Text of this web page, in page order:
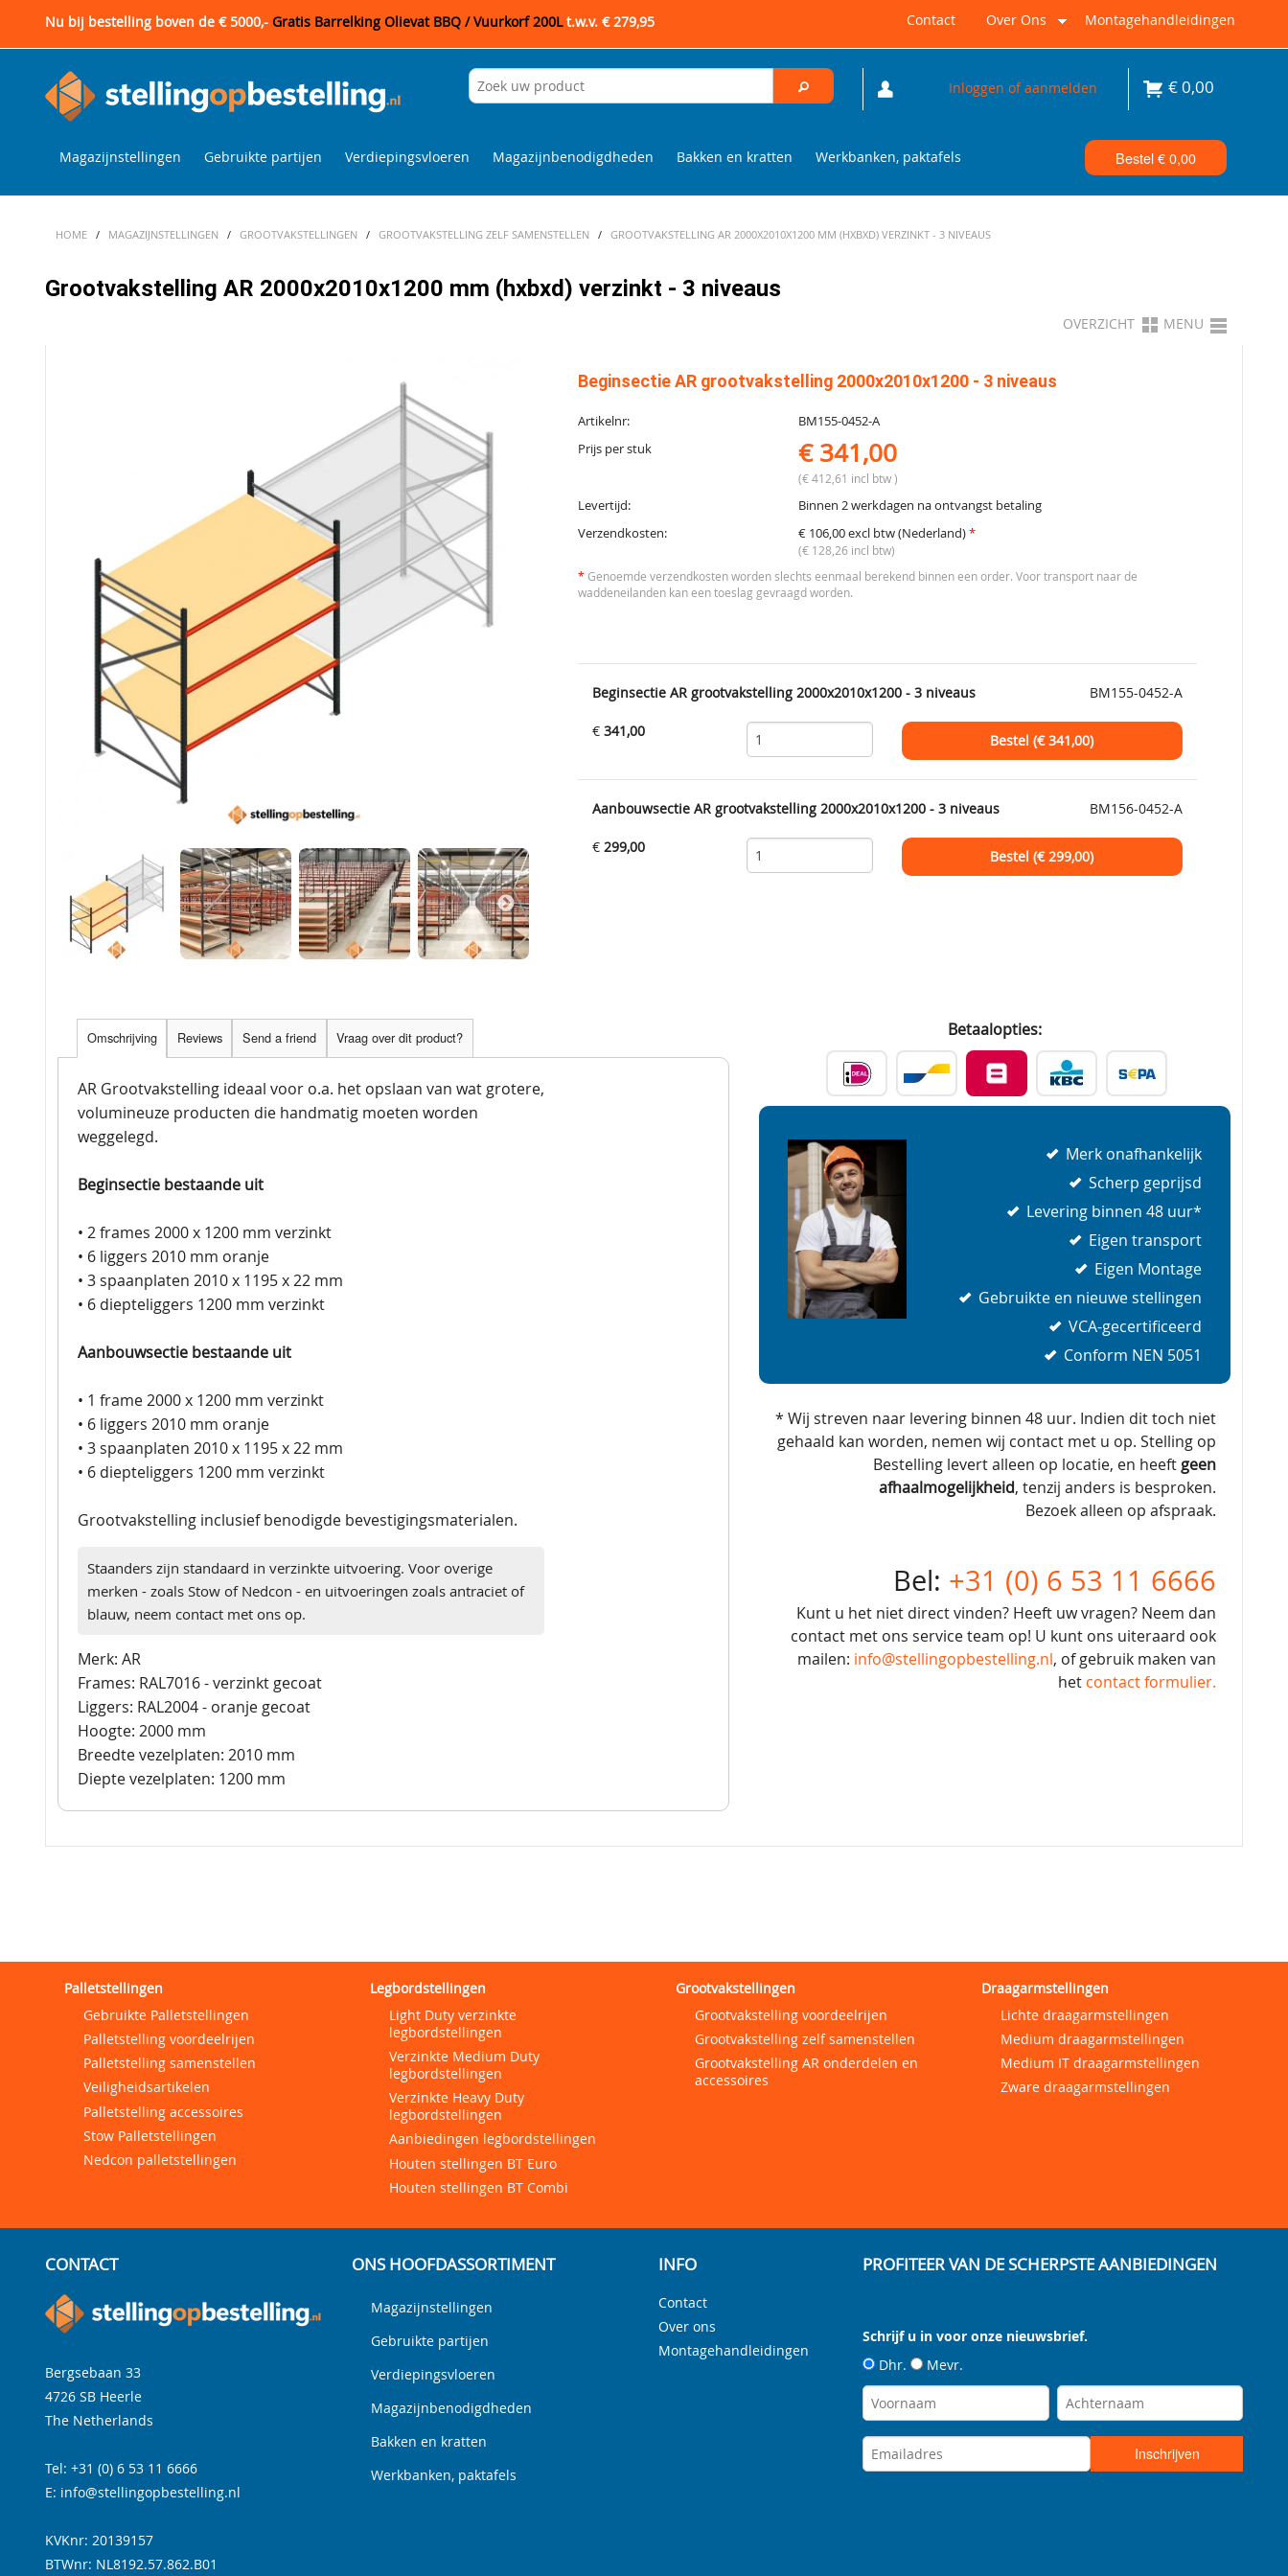
Nu bij bestelling boven de € 5000,- Gratis Barrelking Olievat BBQ / Vuurkorf 200Lt.w.v. € 279,95 Contact Over Ons Montagehandleidingen
Inloggen of aanmelden €0,00
Magazijnstellingen Gebruikte partijen Verdiepingsvloeren Magazijnbenodigdheden Bakken en kratten Werkbanken, paktafels Bestel €0,00
HOME / MAGAZIJNSTELLINGEN / GROOTVAKSTELLINGEN / GROOTVAKSTELLING ZELF SAMENSTELLEN / GROOTVAKSTELLING AR 2000X2010X1200 MM (HXBXD) VERZINKT - 3 NIVEAUS
Grootvakstelling AR 2000x2010x1200 mm (hxbxd) verzinkt - 3 niveaus
OVERZICHT MENU
Beginsectie AR grootvakstelling 2000x2010x1200 - 3 niveaus
Artikelnr:
BM155-0452-A
Prijs per stuk
€ 341,00
(€ 412,61 incl btw )
Levertijd:
Binnen 2 werkdagen na ontvangst betaling
Verzendkosten:
€ 106,00 excl btw (Nederland)*
(€ 128,26 incl btw)
* Genoemde verzendkosten worden slechts eenmaal berekend binnen een order. Voor transport naar de
waddeneilanden kan een toeslag gevraagd worden.
Beginsectie AR grootvakstelling 2000x2010x1200 - 3 niveaus BM155-0452-A
€ 341,00
Bestel (€341,00)
Aanbouwsectie AR grootvakstelling 2000x2010x1200 - 3 niveaus BM156-0452-A
€ 299,00
Bestel (€299,00)
Betaalopties:
Merk onafhankelijk
Scherp geprijsd
Levering binnen 48 uur*
Eigen transport
Eigen Montage
Gebruikte en nieuwe stellingen
VCA-gecertificeerd
Conform NEN 5051
* Wij streven naar levering binnen 48 uur. Indien dit toch niet
gehaald kan worden, nemen wij contact met u op. Stelling op
Bestelling levert alleen op locatie, en heeft geen
afhaalmogelijkheid, tenzij anders is besproken.
Bezoek alleen op afspraak.
Bel: +31 (0) 6 53 11 6666
Kunt u het niet direct vinden? Heeft uw vragen? Neem dan
contact met ons service team op! U kunt ons uiteraard ook
mailen: info@stellingopbestelling.nl, of gebruik maken van
het contact formulier.
Omschrijving Reviews Send a friend Vraag over dit product?
AR Grootvakstelling ideaal voor o.a. het opslaan van wat grotere,
volumineuze producten die handmatig moeten worden
weggelegd.
Beginsectie bestaande uit
• 2 frames 2000 x 1200 mm verzinkt
• 6 liggers 2010 mm oranje
• 3 spaanplaten 2010 x 1195 x 22 mm
• 6 diepteliggers 1200 mm verzinkt
Aanbouwsectie bestaande uit
• 1 frame 2000 x 1200 mm verzinkt
• 6 liggers 2010 mm oranje
• 3 spaanplaten 2010 x 1195 x 22 mm
• 6 diepteliggers 1200 mm verzinkt
Grootvakstelling inclusief benodigde bevestigingsmaterialen.
Staanders zijn standaard in verzinkte uitvoering. Voor overige
merken - zoals Stow of Nedcon - en uitvoeringen zoals antraciet of
blauw, neem contact met ons op.
Merk: AR
Frames: RAL7016 - verzinkt gecoat
Liggers: RAL2004 - oranje gecoat
Hoogte: 2000 mm
Breedte vezelplaten: 2010 mm
Diepte vezelplaten: 1200 mm
Palletstellingen
Gebruikte Palletstellingen
Palletstelling voordeelrijen
Palletstelling samenstellen
Veiligheidsartikelen
Palletstelling accessoires
Stow Palletstellingen
Nedcon palletstellingen
Legbordstellingen
Light Duty verzinkte
legbordstellingen
Verzinkte Medium Duty
legbordstellingen
Verzinkte Heavy Duty
legbordstellingen
Aanbiedingen legbordstellingen
Houten stellingen BT Euro
Houten stellingen BT Combi
Grootvakstellingen
Grootvakstelling voordeelrijen
Grootvakstelling zelf samenstellen
Grootvakstelling AR onderdelen en
accessoires
Draagarmstellingen
Lichte draagarmstellingen
Medium draagarmstellingen
Medium IT draagarmstellingen
Zware draagarmstellingen
CONTACT
Bergsebaan 33
4726 SB Heerle
The Netherlands
Tel: +31 (0) 6 53 11 6666
E: info@stellingopbestelling.nl
KVKnr: 20139157
BTWnr: NL8192.57.862.B01
ONS HOOFDASSORTIMENT
Magazijnstellingen
Gebruikte partijen
Verdiepingsvloeren
Magazijnbenodigdheden
Bakken en kratten
Werkbanken, paktafels
INFO
Contact
Over ons
Montagehandleidingen
PROFITEER VAN DE SCHERPSTE AANBIEDINGEN
Schrijf u in voor onze nieuwsbrief.
Dhr.
Mevr.